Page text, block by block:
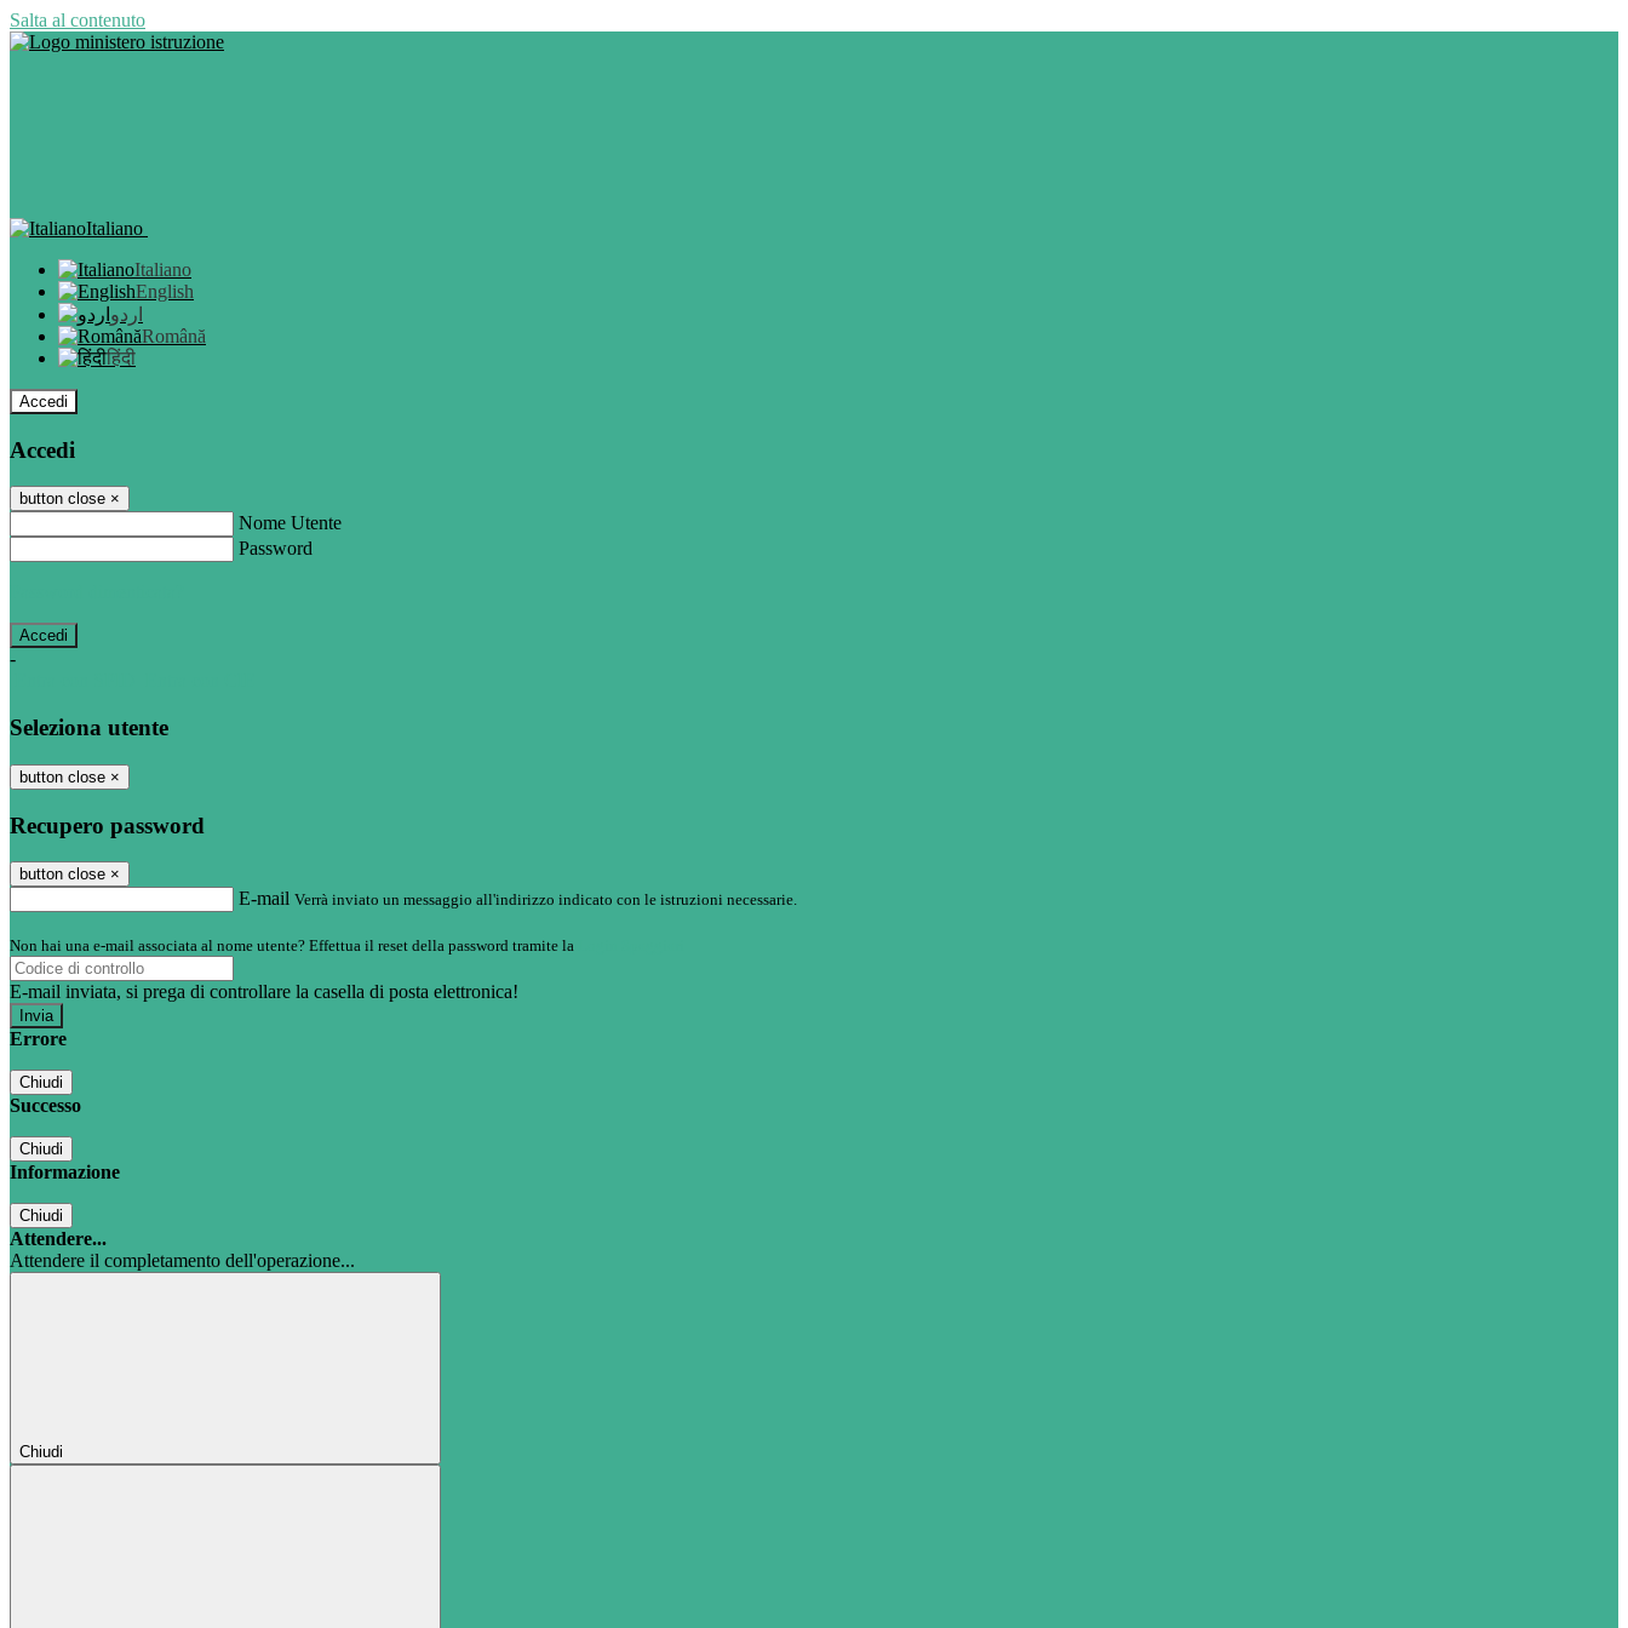
Salta al contenuto
Italiano
Italiano
English
اردو
Română
हिंदी
Accedi
Accedi
button close ×
Nome Utente
Password
-
Seleziona utente
button close ×
Recupero password
button close ×
E-mail Verrà inviato un messaggio all'indirizzo indicato con le istruzioni necessarie.
Non hai una e-mail associata al nome utente? Effettua il reset della password tramite la
E-mail inviata, si prega di controllare la casella di posta elettronica!
Errore
Chiudi
Successo
Chiudi
Informazione
Chiudi
Attendere...
Attendere il completamento dell'operazione...
Chiudi